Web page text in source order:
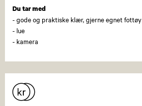
Du tar med
- gode og praktiske klær, gjerne egnet fottøy
- lue
- kamera